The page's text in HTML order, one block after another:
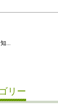
...
リー